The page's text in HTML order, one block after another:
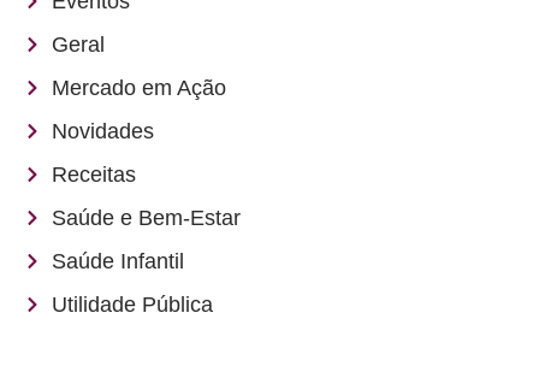
Geral
Mercado em Ação
Novidades
Receitas
Saúde e Bem-Estar
Saúde Infantil
Utilidade Pública